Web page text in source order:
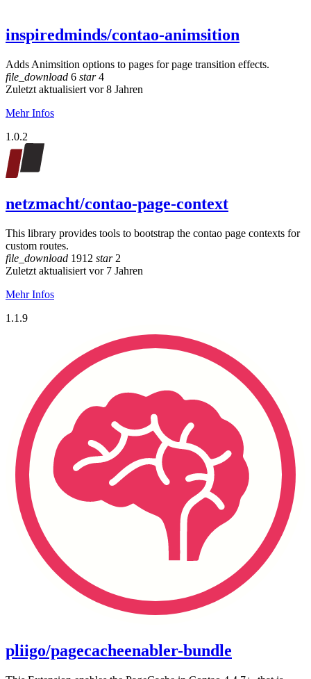
inspiredminds/contao-animsition
Adds Animsition options to pages for page transition effects.
file_download 6 star4
Zuletzt aktualisiert vor 8 Jahren
Mehr Infos
1.0.2
netzmacht/contao-page-context
This library provides tools to bootstrap the contao page contexts for
custom routes.
file_download 1912 star2
Zuletzt aktualisiert vor 7 Jahren
Mehr Infos
1.1.9
pliigo/pagecacheenabler-bundle